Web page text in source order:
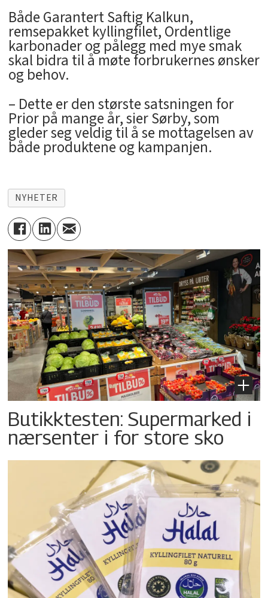
Både Garantert Saftig Kalkun,
remsepakket kyllingfilet, Ordentlige
karbonader og pålegg med mye smak
skal bidra til å møte forbrukernes ønsker
og behov.
– Dette er den største satsningen for
Prior på mange år, sier Sørby, som
gleder seg veldig til å se mottagelsen av
både produktene og kampanjen.
NYHETER
Butikktesten: Supermarked i
nærsenter i for store sko